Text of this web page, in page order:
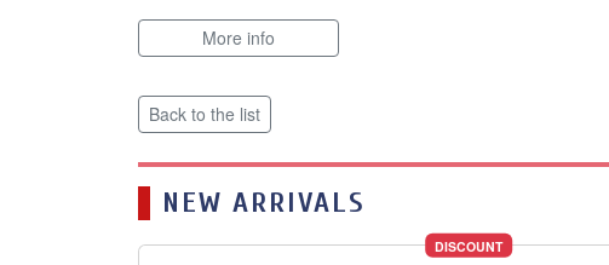
More info
Back to the list
NEW ARRIVALS
DISCOUNT